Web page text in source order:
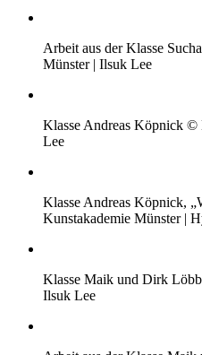
Arbeit aus der Klasse
Münster | Ilsuk Lee
Klasse Andreas Köpnick ©
Lee
Klasse Andreas Köpnick,
Kunstakademie Münster |
Klasse Maik und Dirk
Ilsuk Lee